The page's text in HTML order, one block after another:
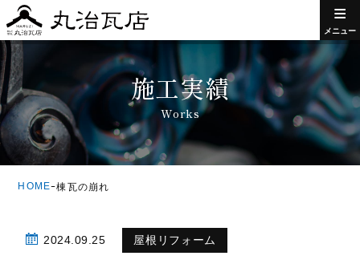
≡
メニュー
施工実績
Works
HOMEｰ棟瓦の崩れ
2024.09.25 屋根リフォーム